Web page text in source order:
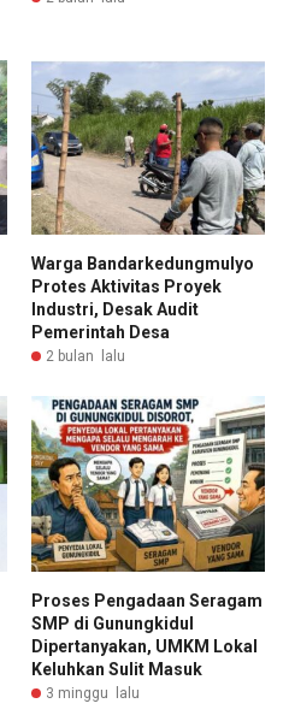
Warga Bandarkedungmulyo
Protes Aktivitas Proyek
Industri, Desak Audit
Pemerintah Desa
2 bulan lalu
Proses Pengadaan Seragam
SMP di Gunungkidul
Dipertanyakan, UMKM Lokal
Keluhkan Sulit Masuk
3 minggu lalu